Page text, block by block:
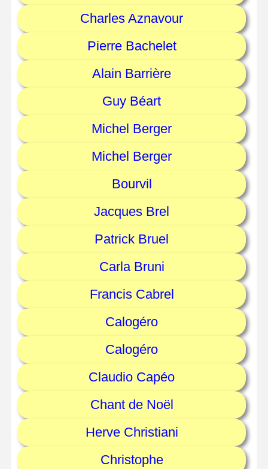
Charles Aznavour
Pierre Bachelet
Alain Barrière
Guy Béart
Michel Berger
Michel Berger
Bourvil
Jacques Brel
Patrick Bruel
Carla Bruni
Francis Cabrel
Calogéro
Calogéro
Claudio Capéo
Chant de Noël
Herve Christiani
Christophe